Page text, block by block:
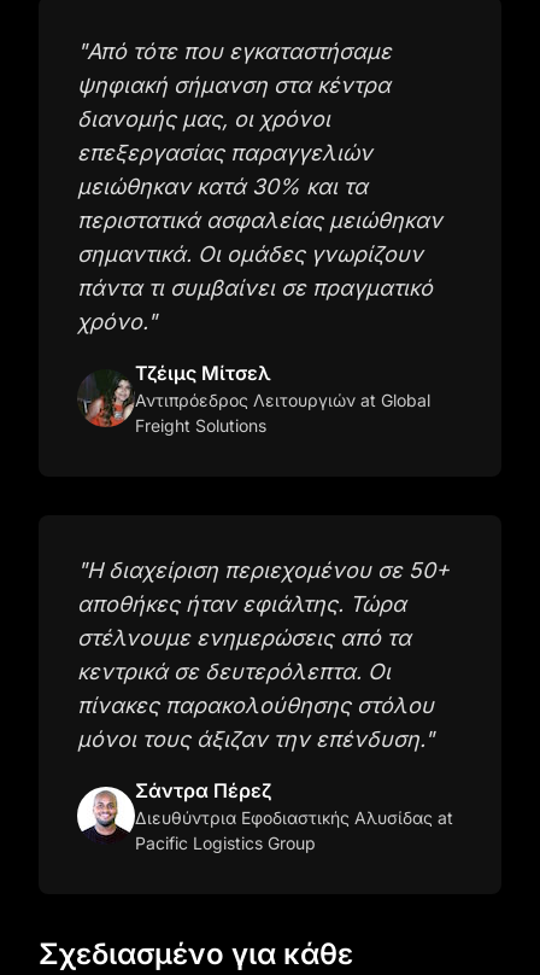
"Από τότε που εγκαταστήσαμε
ψηφιακή σήμανση στα κέντρα
διανομής μας, οι χρόνοι
επεξεργασίας παραγγελιών
μειώθηκαν κατά 30% και τα
περιστατικά ασφαλείας μειώθηκαν
σημαντικά. Οι ομάδες γνωρίζουν
πάντα τι συμβαίνει σε πραγματικό
χρόνο."
Τζέιμς Μίτσελ
Αντιπρόεδρος Λειτουργιών at Global
Freight Solutions
"Η διαχείριση περιεχομένου σε 50+
αποθήκες ήταν εφιάλτης. Τώρα
στέλνουμε ενημερώσεις από τα
κεντρικά σε δευτερόλεπτα. Οι
πίνακες παρακολούθησης στόλου
μόνοι τους άξιζαν την επένδυση."
Σάντρα Πέρεζ
Διευθύντρια Εφοδιαστικής Αλυσίδας at
Pacific Logistics Group
Σχεδιασμένο για κάθε